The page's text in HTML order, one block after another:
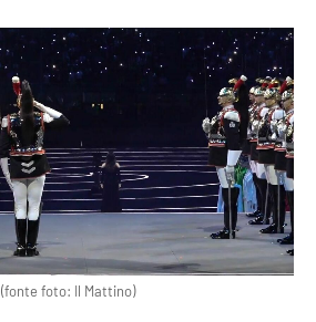
(fonte foto: Il Mattino)